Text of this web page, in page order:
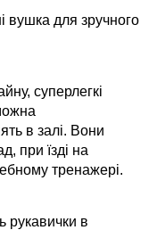
вушка для зручного
суперлегкі
в залі. Вони
при їзді на
тренажері.
рукавички в